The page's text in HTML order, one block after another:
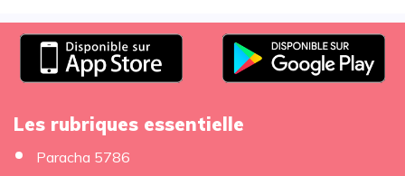
Les rubriques essentielle
Paracha 5786